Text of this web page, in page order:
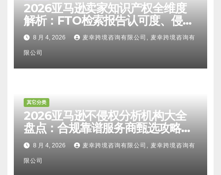
2026亚马逊卖家知识产权全维度
解析：FTO检索报告认可度、侵权
比对区别、TRO应诉方法及服务商
甄选避坑全攻略
8 月 4, 2026 麦幸跨境咨询有限公司, 麦幸跨境咨询有
限公司
其它分类
2026亚马逊不侵权分析机构大全
盘点：合规靠谱服务商甄选攻略、
避坑FAQ及标杆机构实力详解
8 月 4, 2026 麦幸跨境咨询有限公司, 麦幸跨境咨询有
限公司